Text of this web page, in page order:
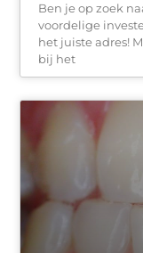
Ben je op zoek
voordelige
het juiste adres!
bij het